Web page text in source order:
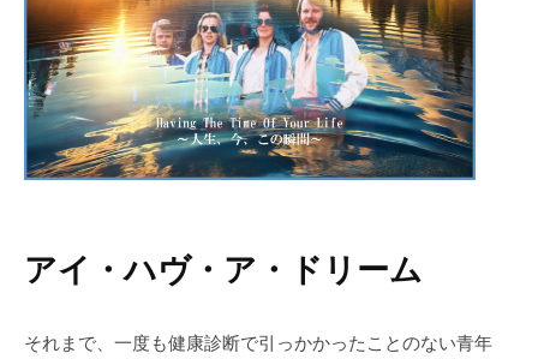
アイ・ハヴ・ア・ドリーム
それまで、一度も健康診断で引っかかったことのない青年